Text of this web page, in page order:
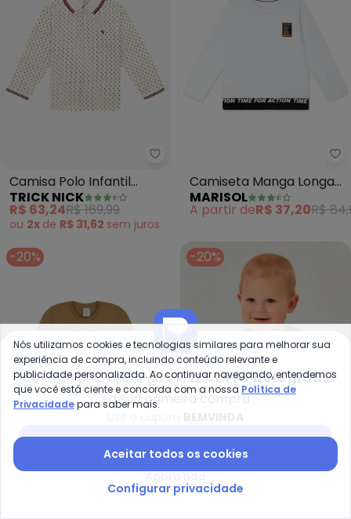
Trick Nick - Camisa Polo
Camisa Polo Infantil
Manga Longa (Bege)
TRICK NICK
R$ 63,24R$ 169,99
ou 2x de R$ 31,62 sem juros
Camiseta Manga Longa
Infantil (Branco)
MARISOL
A partir deR$ 37,20R$
-20%
Pulla Bulla - Camiseta Meia
Camiseta Meia Malha
-20%
Camiseta Meia Malha
Compre pelo app e ganhe12% OFF + frete grátis
na sua primeira compra
Nós utilizamos cookies e tecnologias similares para melhorar sua
experiência de compra, incluindo conteúdo relevante e
publicidade personalizada. Ao continuar navegando, entendemos
que você está ciente e concorda com a nossa Política de
Privacidadepara saber mais.
Aceitar todos os cookies
Configurar privacidade